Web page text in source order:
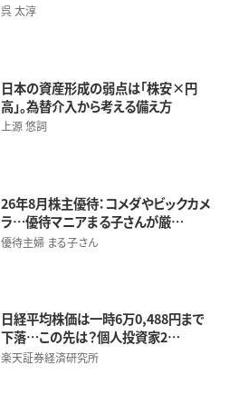
呉 太淳
日本の資産形成の弱点は「株安×円
高」。為替介入から考える備え方
上源 悠詞
26年8月株主優待：コメダやビックカメ
ラ…優待マニアまる子さんが厳…
優待主婦 まる子さん
日経平均株価は一時6万0,488円まで
下落…この先は？個人投資家2…
楽天証券経済研究所